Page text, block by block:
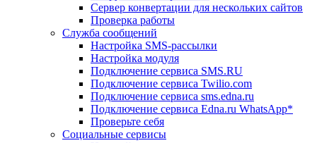
Сервер конвертации для нескольких сайтов
Проверка работы
Служба сообщений
Настройка SMS-рассылки
Настройка модуля
Подключение сервиса SMS.RU
Подключение сервиса Twilio.com
Подключение сервиса sms.edna.ru
Подключение сервиса Edna.ru WhatsApp*
Проверьте себя
Социальные сервисы